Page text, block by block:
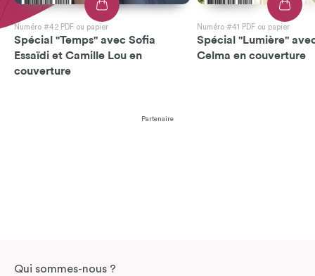
Numéro #42 PDF ou papier
Spécial "Temps" avec Sofia
Essaïdi et Camille Lou en
couverture
Numéro #41 PDF ou papier
Spécial "Lumière"
Celma en couverture
Partenaire
Qui sommes-nous ?